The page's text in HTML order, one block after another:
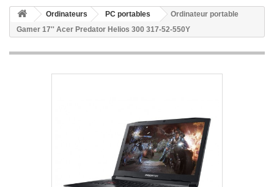
Ordinateurs PC portables
Ordinateur portable
Gamer 17'' Acer Predator Helios 300 317-52-550Y